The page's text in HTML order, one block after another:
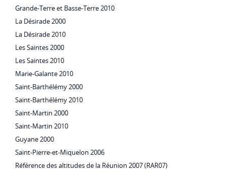
Grande-Terre et Basse-Terre 2010
La Désirade 2000
La Désirade 2010
Les Saintes 2000
Les Saintes 2010
Marie-Galante 2010
Saint-Barthélémy 2000
Saint-Barthélémy 2010
Saint-Martin 2000
Saint-Martin 2010
Guyane 2000
Saint-Pierre-et-Miquelon 2006
Référence des altitudes de la Réunion 2007 (RAR07)